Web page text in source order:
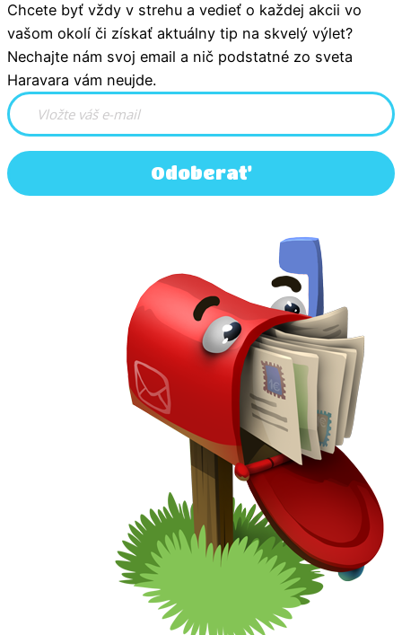
Chcete byť vždy v strehu a vedieť o každej akcii vo
vašom okolí či získať aktuálny tip na skvelý výlet?
Nechajte nám svoj email a nič podstatné zo sveta
Haravara vám neujde.
Odoberať